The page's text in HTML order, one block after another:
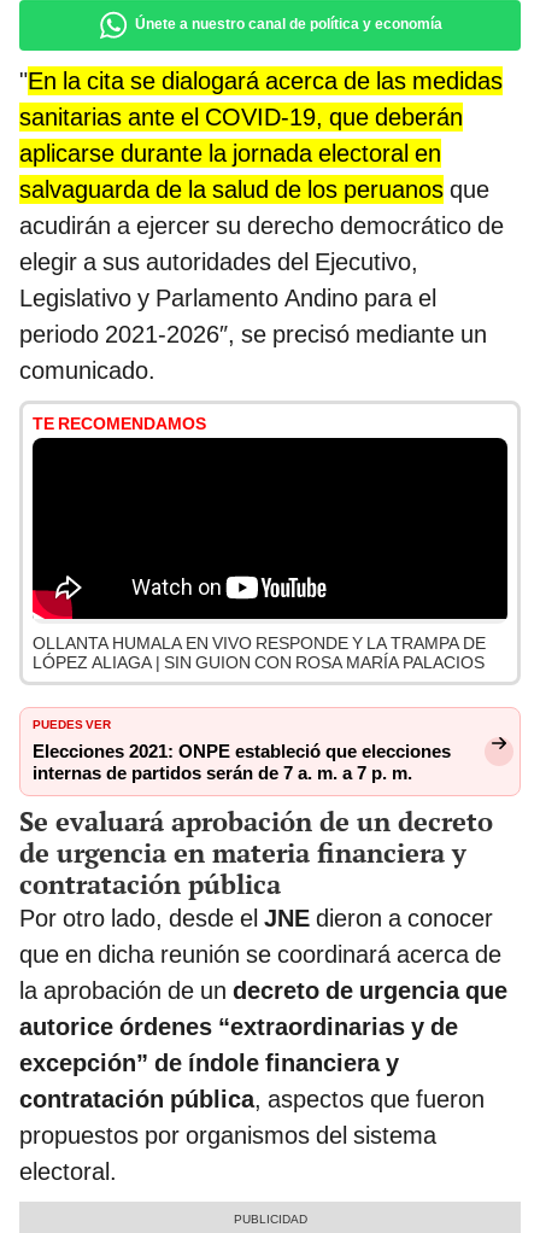
Únete a nuestro canal de política y economía
"En la cita se dialogará acerca de las medidas
sanitarias ante el COVID-19, que deberán
aplicarse durante la jornada electoral en
salvaguarda de la salud de los peruanos que
acudirán a ejercer su derecho democrático de
elegir a sus autoridades del Ejecutivo,
Legislativo y Parlamento Andino para el
periodo 2021-2026″, se precisó mediante un
comunicado.
TE RECOMENDAMOS
OLLANTA HUMALA EN VIVO RESPONDE Y LA TRAMPA DE
LÓPEZ ALIAGA | SIN GUION CON ROSA MARÍA PALACIOS
PUEDES VER
Elecciones 2021: ONPE estableció que elecciones
internas de partidos serán de 7 a. m. a 7 p. m.
Se evaluará aprobación de un decreto
de urgencia en materia financiera y
contratación pública
Por otro lado, desde el JNE dieron a conocer
que en dicha reunión se coordinará acerca de
la aprobación de un decreto de urgencia que
autorice órdenes “extraordinarias y de
excepción” de índole financiera y
contratación pública, aspectos que fueron
propuestos por organismos del sistema
electoral.